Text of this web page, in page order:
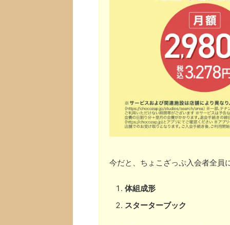
今だと、ちょこざっぷ入会者全員
体組成形
スターターブック